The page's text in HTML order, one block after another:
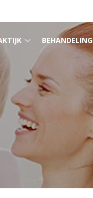
praktijk
submenu
BEHANDELING